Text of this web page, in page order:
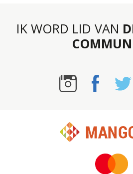
IK WORD LID VAN